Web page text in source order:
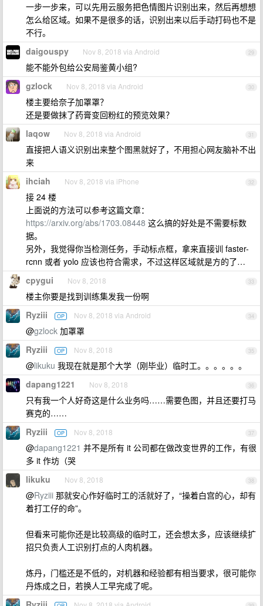
一步一步来，可以先用云服务把色情图片识别出来，然后再想想
怎么给区域。如果不是很多的话，识别出来以后手动打码也不是
不行。
29
daigouspy Nov 8, 2018 via Android
能不能外包给公安局鉴黄小组?
30
gzlock Nov 8, 2018 via Android
楼主要给奈子加罩罩？
还是要做抹了药膏变回粉红的预览效果？
31
laqow Nov 8, 2018 via Android
直接把人语义识别出来整个图黑就好了，不用担心网友脑补不出
来
32
ihciah Nov 8, 2018 via iPhone
接 24 楼
上面说的方法可以参考这篇文章：
https://arxiv.org/abs/1703.08448 这么搞的好处是不需要标数
据。
另外，我觉得你当检测任务，手动标点框，拿来直接训 faster-
rcnn 或者 yolo 应该也符合需求，不过这样区域就是方的了…
33
cpygui Nov 8, 2018
楼主你要是找到训练集发我一份啊
34
Ryziii OP Nov 8, 2018 via Android
@gzlock 加罩罩
35
Ryziii OP Nov 8, 2018
@likuku 我现在就是那个大学（刚毕业）临时工。。。。。。
36
dapang1221 Nov 8, 2018
只有我一个人好奇这是什么业务吗……需要色图，并且还要打马
赛克的……
37
Ryziii OP Nov 8, 2018
@dapang1221 并不是所有 it 公司都在做改变世界的工作，有很
多 it 作坊（哭
38
likuku Nov 8, 2018
@Ryziii 那就安心作好临时工的活就好了，“操着白宫的心，却有
着打工仔的命”。
但看来可能你还是比较高级的临时工，还会想太多，应该继续扩
招只负责人工识别打点的人肉机器。
炼丹，门槛还是不低的，对机器和经验都有相当要求，很可能你
丹炼成之日，若换人工早完成了呢。